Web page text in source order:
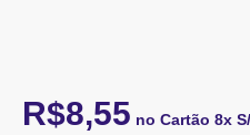
R$8,55 no Cartão 8x